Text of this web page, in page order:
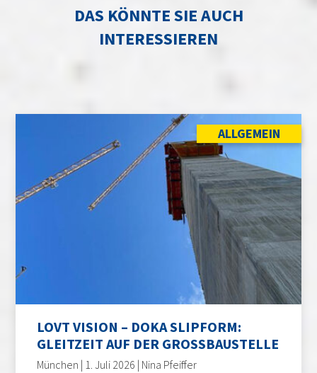
DAS KÖNNTE SIE AUCH
INTERESSIEREN
ALLGEMEIN
LOVT VISION – DOKA SLIPFORM:
GLEITZEIT AUF DER GROSSBAUSTELLE
München | 1. Juli 2026 | Nina Pfeiffer